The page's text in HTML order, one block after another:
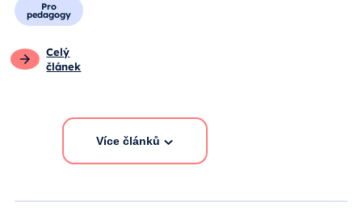
Pro
pedagogy
Celý
článek
Více článků